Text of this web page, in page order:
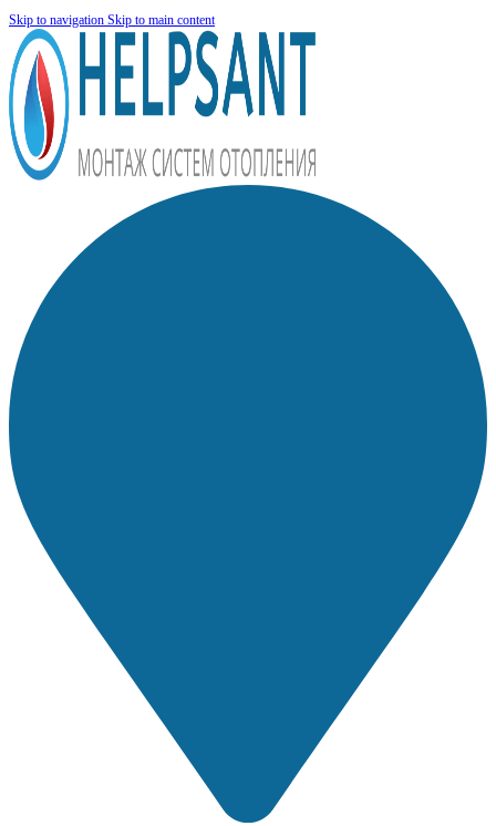
Skip to navigation Skip to main content